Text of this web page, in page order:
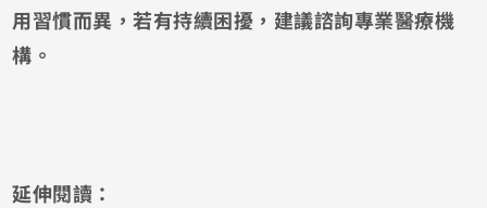
用習慣而異，若有持續困擾，建議諮詢專業醫療機
構。
延伸閱讀：